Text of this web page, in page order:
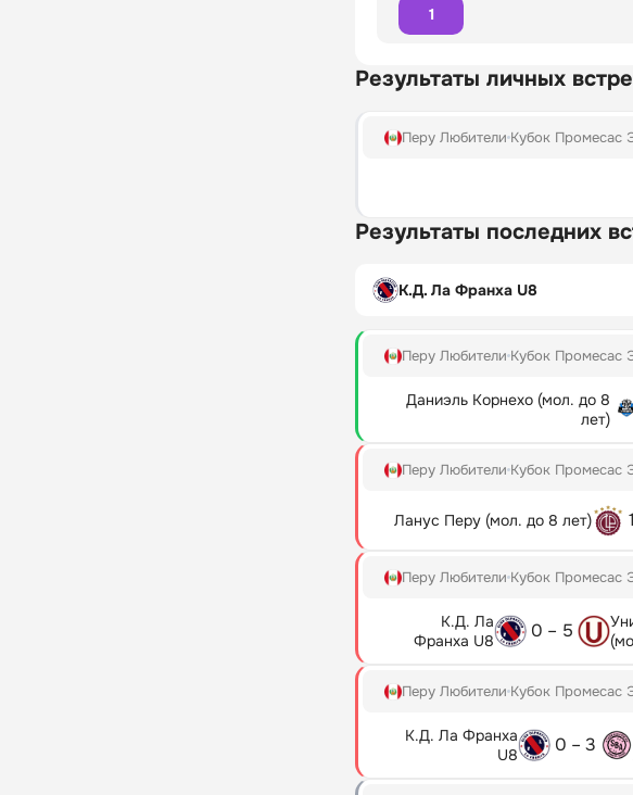
1
Результаты личных
Перу Любители Кубок Промесас
Результаты последних
К.Д. Ла Франха U8
Перу Любители Кубок Промесас
Даниэль Корнехо (мол. до 8
лет)
Перу Любители Кубок Промесас
Ланус Перу (мол. до 8 лет)
Перу Любители Кубок Промесас
К.Д. Ла
Франха U8
0 – 5
Перу Любители Кубок Промесас
К.Д. Ла Франха
U8
0 – 3